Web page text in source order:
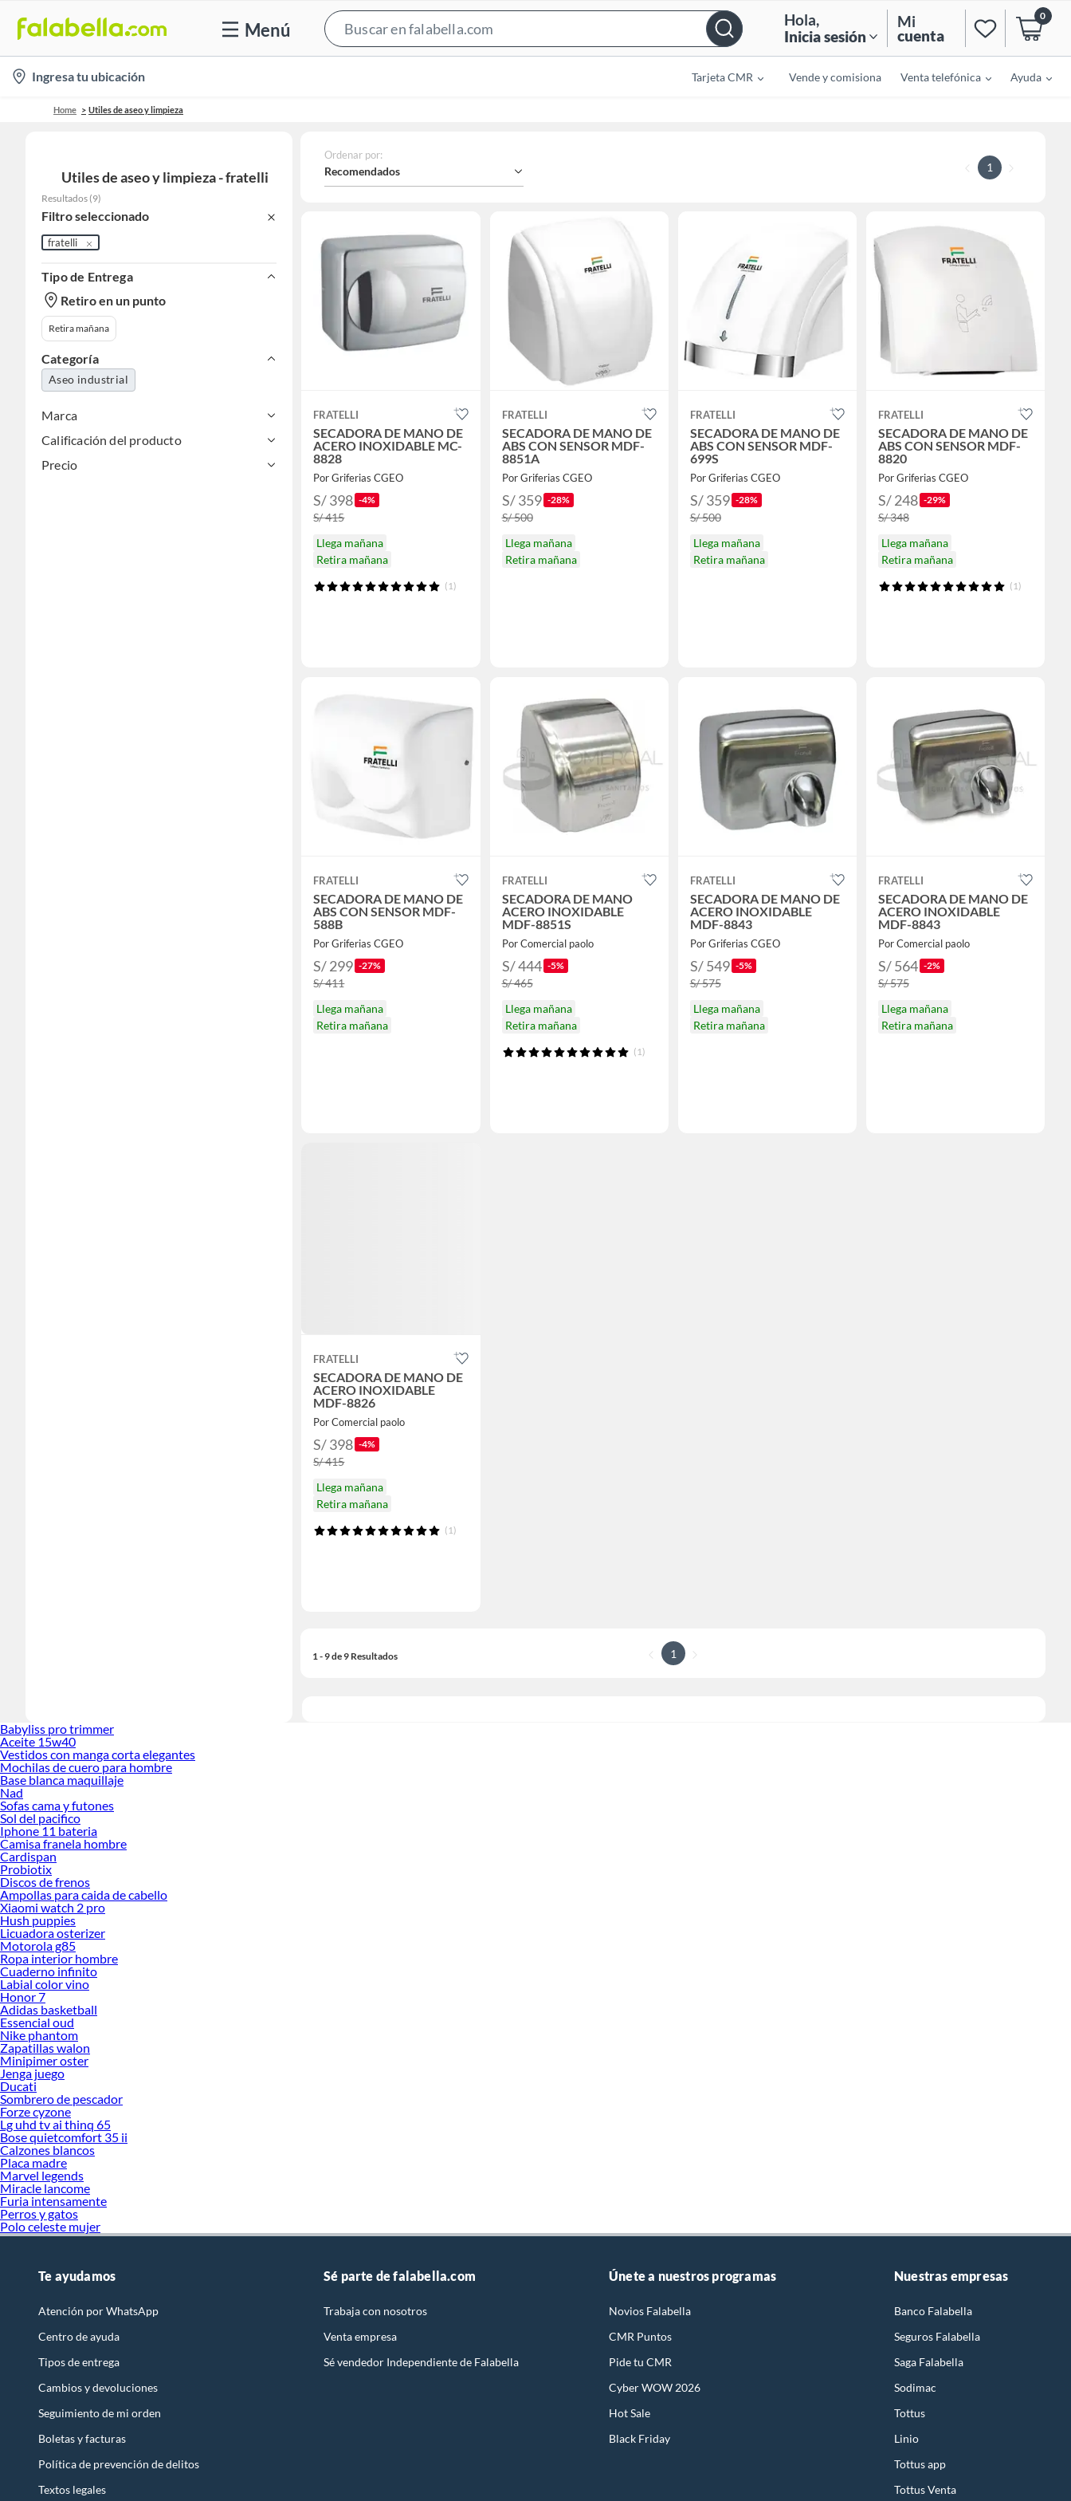
Menú
Bar
Hola,
Inicia sesión
Mi
cuenta
0
location-
icon
Ingresa tu ubicación Tarjeta CMR Vende y comisiona Venta telefónica Ayuda
Home Utiles de aseo y limpieza
Utiles de aseo y limpieza - fratelli
Resultados (9)
Filtro seleccionado
fratelli
Tipo de Entrega
Retiro en un punto
Retira mañana
Categoría
Aseo industrial
Marca
Calificación del producto
Precio
Ordenar por:
Recomendados 1
FRATELLI
SECADORA DE MANO DE
ACERO INOXIDABLE MC-
8828
Por Griferias CGEO
S/ 398 -4%
S/ 415
Llega mañana
Retira mañana
(1)
FRATELLI
SECADORA DE MANO DE
ABS CON SENSOR MDF-
8851A
Por Griferias CGEO
S/ 359 -28%
S/ 500
Llega mañana
Retira mañana
FRATELLI
SECADORA DE MANO DE
ABS CON SENSOR MDF-
699S
Por Griferias CGEO
S/ 359 -28%
S/ 500
Llega mañana
Retira mañana
FRATELLI
SECADORA DE MANO DE
ABS CON SENSOR MDF-
8820
Por Griferias CGEO
S/ 248 -29%
S/ 348
Llega mañana
Retira mañana
(1)
FRATELLI
SECADORA DE MANO DE
ABS CON SENSOR MDF-
588B
Por Griferias CGEO
S/ 299 -27%
S/ 411
Llega mañana
Retira mañana
FRATELLI
SECADORA DE MANO
ACERO INOXIDABLE
MDF-8851S
Por Comercial paolo
S/ 444 -5%
S/ 465
Llega mañana
Retira mañana
(1)
FRATELLI
SECADORA DE MANO DE
ACERO INOXIDABLE
MDF-8843
Por Griferias CGEO
S/ 549 -5%
S/ 575
Llega mañana
Retira mañana
FRATELLI
SECADORA DE MANO DE
ACERO INOXIDABLE
MDF-8843
Por Comercial paolo
S/ 564 -2%
S/ 575
Llega mañana
Retira mañana
FRATELLI
SECADORA DE MANO DE
ACERO INOXIDABLE
MDF-8826
Por Comercial paolo
S/ 398 -4%
S/ 415
Llega mañana
Retira mañana
(1)
1 - 9 de 9 Resultados 1
Babyliss pro trimmer
Aceite 15w40
Vestidos con manga corta elegantes
Mochilas de cuero para hombre
Base blanca maquillaje
Nad
Sofas cama y futones
Sol del pacifico
Iphone 11 bateria
Camisa franela hombre
Cardispan
Probiotix
Discos de frenos
Ampollas para caida de cabello
Xiaomi watch 2 pro
Hush puppies
Licuadora osterizer
Motorola g85
Ropa interior hombre
Cuaderno infinito
Labial color vino
Honor 7
Adidas basketball
Essencial oud
Nike phantom
Zapatillas walon
Minipimer oster
Jenga juego
Ducati
Sombrero de pescador
Forze cyzone
Lg uhd tv ai thinq 65
Bose quietcomfort 35 ii
Calzones blancos
Placa madre
Marvel legends
Miracle lancome
Furia intensamente
Perros y gatos
Polo celeste mujer
Te ayudamos
Atención por WhatsApp
Centro de ayuda
Tipos de entrega
Cambios y devoluciones
Seguimiento de mi orden
Boletas y facturas
Política de prevención de delitos
Textos legales
Sé parte de falabella.com
Trabaja con nosotros
Venta empresa
Sé vendedor Independiente de Falabella
Únete a nuestros programas
Novios Falabella
CMR Puntos
Pide tu CMR
Cyber WOW 2026
Hot Sale
Black Friday
Nuestras empresas
Banco Falabella
Seguros Falabella
Saga Falabella
Sodimac
Tottus
Linio
Tottus app
Tottus Venta